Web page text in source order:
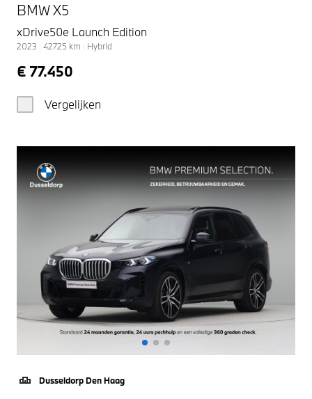
BMW X5
xDrive50e Launch Edition
2023 42725 km Hybrid
€ 77.450
Vergelijken
Dusseldorp Den Haag